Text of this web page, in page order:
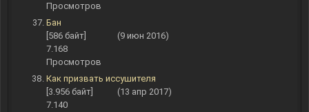
Просмотров
Бан
[586 байт]
(9 июн 2016)
7.168
Просмотров
Как призвать иссушителя
[3.956 байт]
(13 апр 2017)
7.140